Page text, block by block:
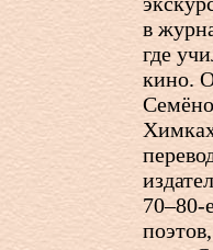
в
где
кино.
70–80-